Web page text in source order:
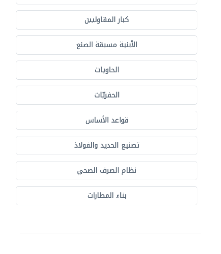
كبار المقاوليين
الأبنية مسبقة الصنع
الحاويات
الحفريّات
قواعد الأساس
تصنيع الحديد والفولاذ
نظام الصرف الصحي
بناء المطارات